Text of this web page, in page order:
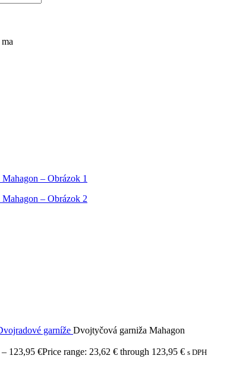
garníže Dvojtyčová garniža Mahagon
– 123,95 €Price range: 23,62 € through 123,95 € s DPH